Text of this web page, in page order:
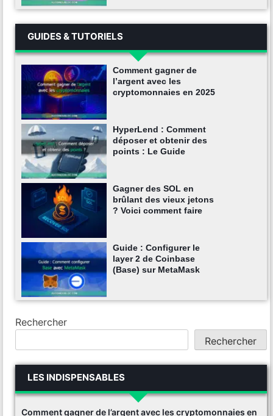
GUIDES & TUTORIELS
Comment gagner de
l’argent avec les
cryptomonnaies en 2025
HyperLend : Comment
déposer et obtenir des
points : Le Guide
Gagner des SOL en
brûlant des vieux jetons
? Voici comment faire
Guide : Configurer le
layer 2 de Coinbase
(Base) sur MetaMask
Rechercher
Rechercher
LES INDISPENSABLES
Comment gagner de l’argent avec les cryptomonnaies en